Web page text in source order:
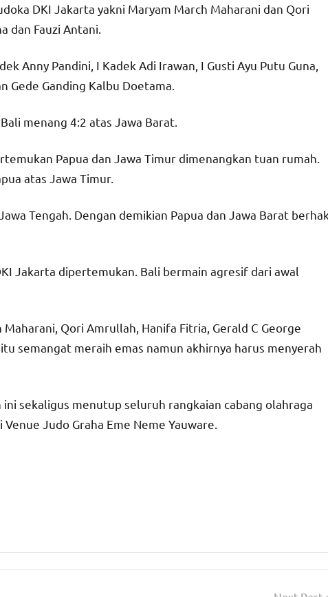
DKI Jakarta yakni Maryam March Maharani dan Qori
dan Fauzi Antani.
Anny Pandini, I Kadek Adi Irawan, I Gusti Ayu Putu Guna,
Gede Ganding Kalbu Doetama.
menang 4:2 atas Jawa Barat.
Papua dan Jawa Timur dimenangkan tuan rumah.
atas Jawa Timur.
Tengah. Dengan demikian Papua dan Jawa Barat
Jakarta dipertemukan. Bali bermain agresif dari awal
Qori Amrullah, Hanifa Fitria, Gerald C George
semangat meraih emas namun akhirnya harus menyerah
sekaligus menutup seluruh rangkaian cabang olahraga
Judo Graha Eme Neme Yauware.